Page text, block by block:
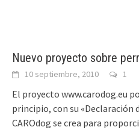
Nuevo proyecto sobre
10 septiembre, 2010 1
El proyecto www.carodog.eu
principio, con su «Declaración
CAROdog se crea para